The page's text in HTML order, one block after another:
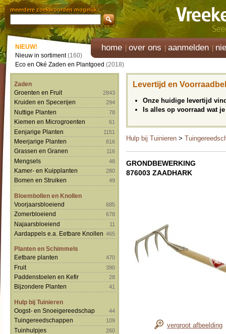
meerdere zoekwoorden mogelijk
home over ons aanmelden
NIEUW!
Nieuw in sortiment(160)
Eco en Oké Zaden en Plantgoed (2018)
Zaden
Groenten en Fruit
2843
Kruiden en Specerijen 294
Nuttige Planten 78
Kiemen en Microgroenten 61
Eenjarige Planten 1151
Meerjarige Planten 816
Grassen en Granen 116
Mengsels 48
Kamer- en Kuipplanten 280
Bomen en Struiken 49
Bloembollen en Knollen
Voorjaarsbloeiend
685
Zomerbloeiend 678
Najaarsbloeiend 11
Aardappels e.a. Eetbare Knollen 465
Planten en Schimmels
Eetbare planten
470
Fruit 390
Paddenstoelen en Kefir 28
Bijzondere Planten 41
Hulp bij Tuinieren
Oogst- en Snoeigereedschap
44
Tuingereedschappen 109
Tuinhulpjes 260
Levertijd en
Onze huidige levertijd
Is alles op voorraad wat
Hulp bij Tuinieren >
GRONDBEWERKING
876003 ZAADHARK
vergroot afbeelding